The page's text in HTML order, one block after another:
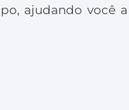
ajudando você a